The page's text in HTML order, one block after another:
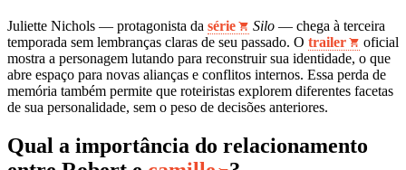
Juliette Nichols — protagonista da série Silo — chega à terceira
temporada sem lembranças claras de seu passado. O trailer
oficial
mostra a personagem lutando para reconstruir sua identidade, o que
abre espaço para novas alianças e conflitos internos. Essa perda de
memória também permite que roteiristas explorem diferentes facetas
de sua personalidade, sem o peso de decisões anteriores.
Qual a importância do relacionamento